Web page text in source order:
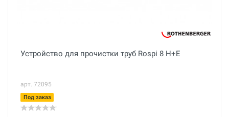
Устройство для прочистки труб Rospi 8 H+E
арт. 72095
Под заказ